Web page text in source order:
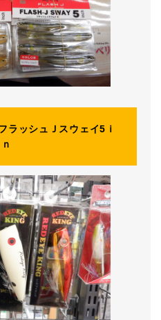
ラッシュＪスウェイ5ｉ
ｎ